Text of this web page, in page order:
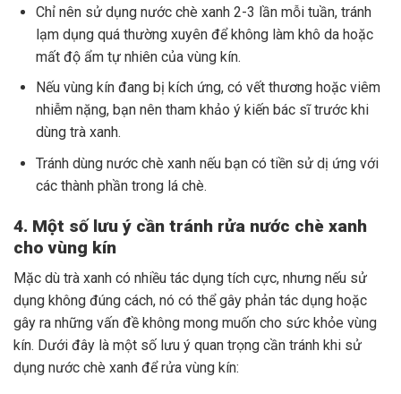
Chỉ nên sử dụng nước chè xanh 2-3 lần mỗi tuần, tránh
lạm dụng quá thường xuyên để không làm khô da hoặc
mất độ ẩm tự nhiên của vùng kín.
Nếu vùng kín đang bị kích ứng, có vết thương hoặc viêm
nhiễm nặng, bạn nên tham khảo ý kiến bác sĩ trước khi
dùng trà xanh.
Tránh dùng nước chè xanh nếu bạn có tiền sử dị ứng với
các thành phần trong lá chè.
4. Một số lưu ý cần tránh rửa nước chè xanh
cho vùng kín
Mặc dù trà xanh có nhiều tác dụng tích cực, nhưng nếu sử
dụng không đúng cách, nó có thể gây phản tác dụng hoặc
gây ra những vấn đề không mong muốn cho sức khỏe vùng
kín. Dưới đây là một số lưu ý quan trọng cần tránh khi sử
dụng nước chè xanh để rửa vùng kín: